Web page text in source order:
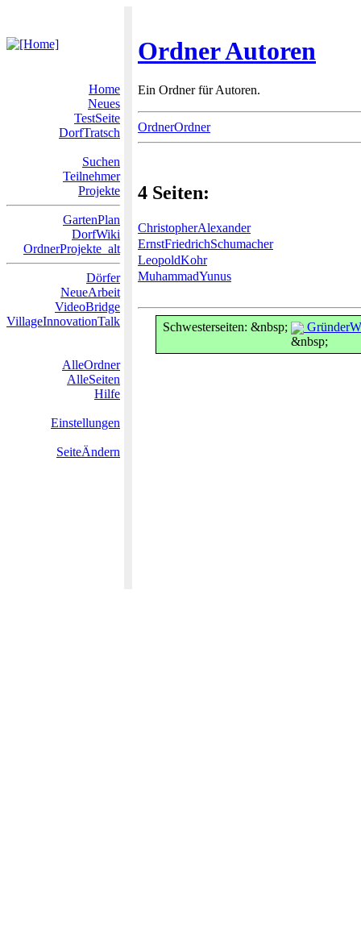
Ordner Autoren
Home
Neues
TestSeite
DorfTratsch
Suchen
Teilnehmer
Projekte
GartenPlan
DorfWiki
OrdnerProjekte_alt
Dörfer
NeueArbeit
VideoBridge
VillageInnovationTalk
AlleOrdner
AlleSeiten
Hilfe
Einstellungen
SeiteÄndern
Ein Ordner für Autoren.
OrdnerOrdner
4 Seiten:
ChristopherAlexander
ErnstFriedrichSchumacher
LeopoldKohr
MuhammadYunus
Schwesterseiten: &nbsp;
&nbsp;